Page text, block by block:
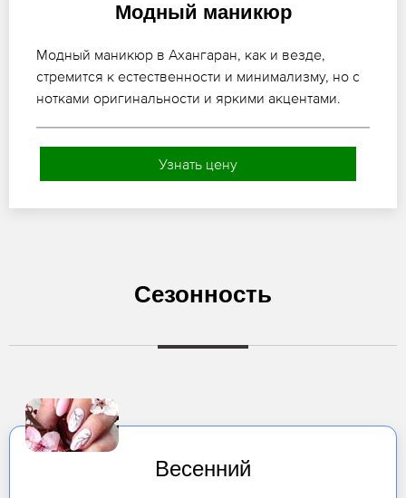
Модный маникюр
Модный маникюр в Ахангаран, как и везде,
стремится к естественности и минимализму, но с
нотками оригинальности и яркими акцентами.
Узнать цену
Сезонность
Весенний